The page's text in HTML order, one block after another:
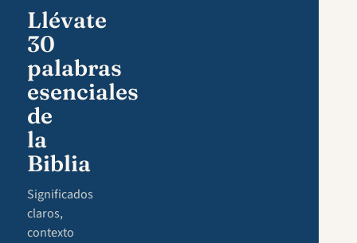
Llévate
30
palabras
esenciales
de
la
Biblia
Significados
claros,
contexto